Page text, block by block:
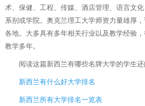
术、保健、工程、传媒、酒店管理、语言文
系别或学院。奥克兰理工大学师资力量雄厚
各地。大多具有多年相关行业以及教学经验
教学多年。
阅读这篇新西兰有哪些名牌大学的学生还
新西兰有什么好大学排名
新西兰所有大学排名一览表